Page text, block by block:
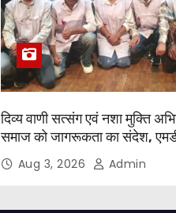
दिव्य वाणी सत्संग एवं नशा मुक्ति
समाज को जागरूकता का संदेश,
हजारों लोगों ने लिया संकल्प
Aug 3, 2026 Admin